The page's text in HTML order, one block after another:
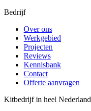
Bedrijf
Over ons
Werkgebied
Projecten
Reviews
Kennisbank
Contact
Offerte aanvragen
Kitbedrijf in heel Nederland